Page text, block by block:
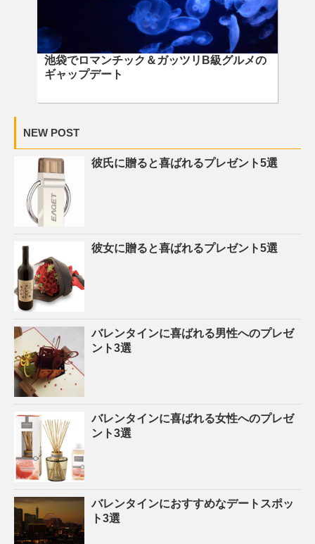
池袋でロマンチック＆ガッツリB級グルメの
ギャップデート
NEW POST
彼氏に贈ると喜ばれるプレゼント5選
彼女に贈ると喜ばれるプレゼント5選
バレンタインに喜ばれる男性へのプレゼ
ント3選
バレンタインに喜ばれる女性へのプレゼ
ント3選
バレンタインにおすすめなデートスポッ
ト3選